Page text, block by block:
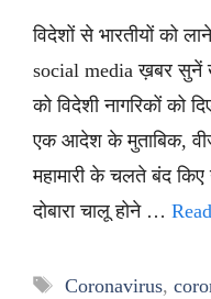
विदेशों से भारतीयों को
social media ख़बर सुनें
को विदेशी नागरिकों को
एक आदेश के मुताबिक,
महामारी के चलते बंद किए
दोबारा चालू होने …
Tags
Coronavirus,